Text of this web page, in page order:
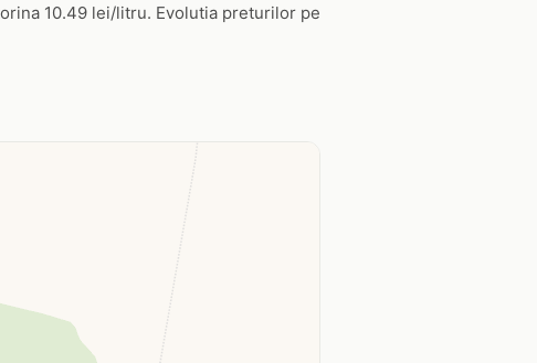
10.49 lei/litru. Evolutia preturilor pe